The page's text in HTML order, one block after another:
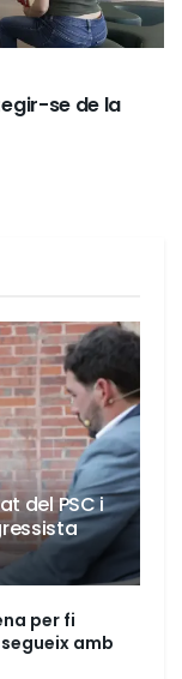
se de la
del PSC i
per fi
amb